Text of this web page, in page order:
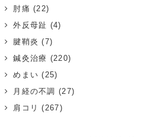
肘痛 (22)
外反母趾 (4)
腱鞘炎 (7)
鍼灸治療 (220)
めまい (25)
月経の不調 (27)
肩コリ (267)